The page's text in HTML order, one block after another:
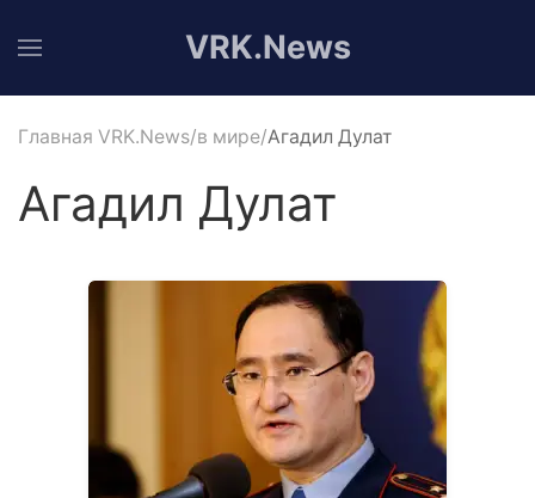
VRK.News
Главная VRK.News в мире Агадил Дулат
Агадил Дулат